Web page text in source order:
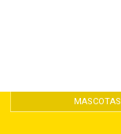
MASCOTAS